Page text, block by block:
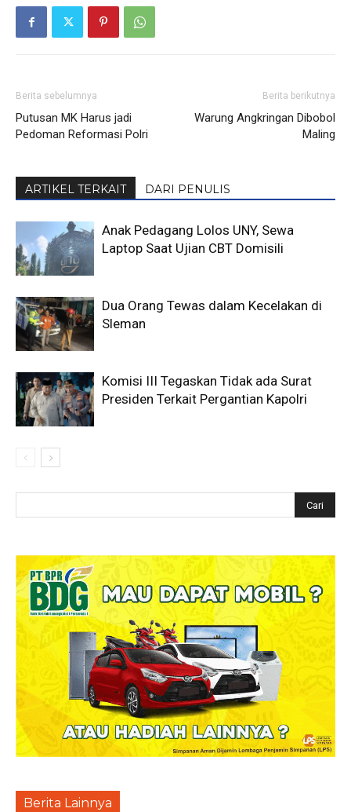
Berita sebelumnya
Putusan MK Harus jadi
Pedoman Reformasi Polri
Berita berikutnya
Warung Angkringan Dibobol
Maling
ARTIKEL TERKAIT DARI PENULIS
Anak Pedagang Lolos UNY, Sewa
Laptop Saat Ujian CBT Domisili
Dua Orang Tewas dalam Kecelakan di
Sleman
Komisi III Tegaskan Tidak ada Surat
Presiden Terkait Pergantian Kapolri
Berita Lainnya